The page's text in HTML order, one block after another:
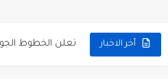
أخر الاخبار